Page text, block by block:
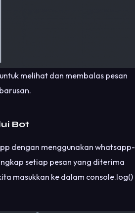
melihat dan membalas pesan
Bot
dengan menggunakan whatsapp-
setiap pesan yang diterima
masukkan ke dalam console.log()